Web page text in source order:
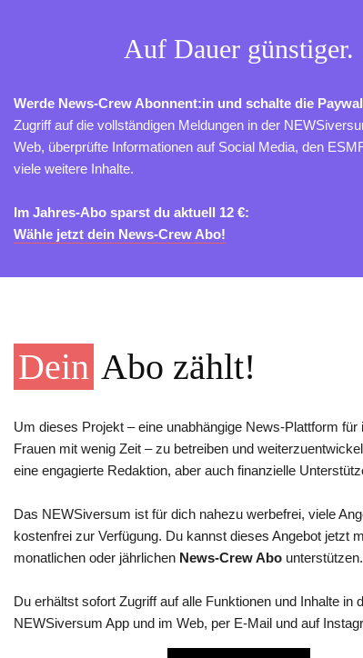
Auf Dauer günstiger.
Werde News-Crew Abonnent:in und schalte die
Zugriff auf die vollständigen Meldungen in der
Web, überprüfte Informationen auf Social Media, den
viele weitere Inhalte.
Im Jahres-Abo sparst du aktuell 12 €:
Wähle jetzt dein News-Crew Abo!
Dein Abo zählt!
Um dieses Projekt – eine unabhängige News-Plattform für
Frauen mit wenig Zeit – zu betreiben und
eine engagierte Redaktion, aber auch finanzielle
Das NEWSiversum ist für dich nahezu werbefrei, viele
kostenfrei zur Verfügung. Du kannst dieses Angebot jetzt
monatlichen oder jährlichen News-Crew Abo unterstützen.
Du erhältst sofort Zugriff auf alle Funktionen und Inhalte in
NEWSiversum App und im Web, per E-Mail und auf